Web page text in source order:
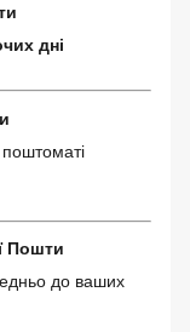
дні
Пошти
до ваших